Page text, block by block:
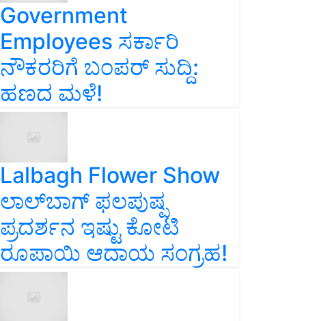
Government
Employees ಸರ್ಕಾರಿ
ನೌಕರರಿಗೆ ಬಂಪರ್‌ ಸುದ್ದಿ:
ಹಣದ ಮಳೆ!
Lalbagh Flower Show
ಲಾಲ್‌ಬಾಗ್ ಫಲಪುಷ್ಪ
ಪ್ರದರ್ಶನ ಇಷ್ಟು ಕೋಟಿ
ರೂಪಾಯಿ ಆದಾಯ ಸಂಗ್ರಹ!